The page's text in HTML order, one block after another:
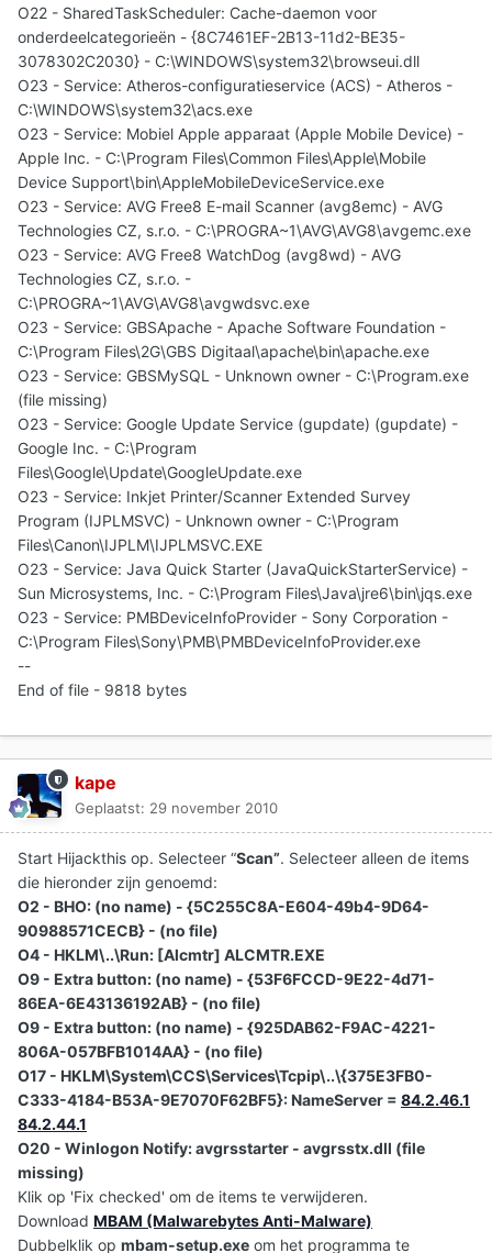
O22 - SharedTaskScheduler: Cache-daemon voor
onderdeelcategorieën - {8C7461EF-2B13-11d2-BE35-
3078302C2030} - C:\WINDOWS\system32\browseui.dll
O23 - Service: Atheros-configuratieservice (ACS) - Atheros -
C:\WINDOWS\system32\acs.exe
O23 - Service: Mobiel Apple apparaat (Apple Mobile Device) -
Apple Inc. - C:\Program Files\Common Files\Apple\Mobile
Device Support\bin\AppleMobileDeviceService.exe
O23 - Service: AVG Free8 E-mail Scanner (avg8emc) - AVG
Technologies CZ, s.r.o. - C:\PROGRA~1\AVG\AVG8\avgemc.exe
O23 - Service: AVG Free8 WatchDog (avg8wd) - AVG
Technologies CZ, s.r.o. -
C:\PROGRA~1\AVG\AVG8\avgwdsvc.exe
O23 - Service: GBSApache - Apache Software Foundation -
C:\Program Files\2G\GBS Digitaal\apache\bin\apache.exe
O23 - Service: GBSMySQL - Unknown owner - C:\Program.exe
(file missing)
O23 - Service: Google Update Service (gupdate) (gupdate) -
Google Inc. - C:\Program
Files\Google\Update\GoogleUpdate.exe
O23 - Service: Inkjet Printer/Scanner Extended Survey
Program (IJPLMSVC) - Unknown owner - C:\Program
Files\Canon\IJPLM\IJPLMSVC.EXE
O23 - Service: Java Quick Starter (JavaQuickStarterService) -
Sun Microsystems, Inc. - C:\Program Files\Java\jre6\bin\jqs.exe
O23 - Service: PMBDeviceInfoProvider - Sony Corporation -
C:\Program Files\Sony\PMB\PMBDeviceInfoProvider.exe
--
End of file - 9818 bytes
kape
Geplaatst: 29 november 2010
Start Hijackthis op. Selecteer “Scan”. Selecteer alleen de items
die hieronder zijn genoemd:
O2 - BHO: (no name) - {5C255C8A-E604-49b4-9D64-
90988571CECB} - (no file)
O4 - HKLM\..\Run: [Alcmtr] ALCMTR.EXE
O9 - Extra button: (no name) - {53F6FCCD-9E22-4d71-
86EA-6E43136192AB} - (no file)
O9 - Extra button: (no name) - {925DAB62-F9AC-4221-
806A-057BFB1014AA} - (no file)
O17 - HKLM\System\CCS\Services\Tcpip\..\{375E3FB0-
C333-4184-B53A-9E7070F62BF5}: NameServer = 84.2.46.1
84.2.44.1
O20 - Winlogon Notify: avgrsstarter - avgrsstx.dll (file
missing)
Klik op 'Fix checked' om de items te verwijderen.
Download MBAM (Malwarebytes Anti-Malware)
Dubbelklik op mbam-setup.exe om het programma te